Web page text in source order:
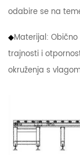
odabire se na
◆Materijal:
trajnosti i
okruženja s